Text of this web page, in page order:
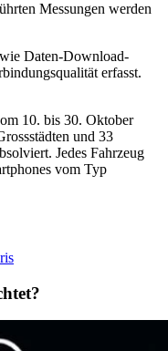
Messungen werden
Daten-Download-
erfasst.
10. bis 30. Oktober
und 33
Jedes Fahrzeug
vom Typ